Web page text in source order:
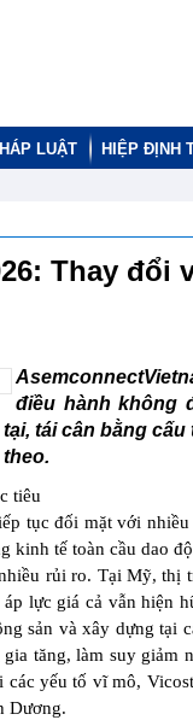
LUẬT HIỆP ĐỊNH
Thay
điều hành không
tái cân bằng
tiêu
tục đối mặt với
kinh tế toàn cầu dao
rủi ro. Tại Mỹ, thị
lực giá cả vẫn hiện
sản và xây dựng
tăng, làm suy giảm
yếu tố vĩ mô,
Dương.